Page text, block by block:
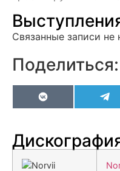
Связанные записи не
Поделиться:
VK